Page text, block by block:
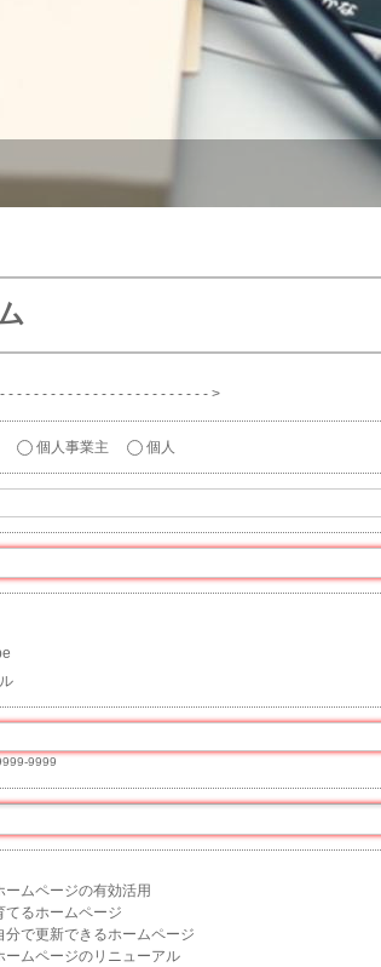
- - - - - - - - - - - - - - - - - - - - - - - >
個人事業主 個人
9999
ームページの有効活用
てるホームページ
分で更新できるホームページ
ームページのリニューアル